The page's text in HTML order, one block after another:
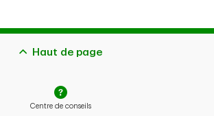
restrictions et à des exclusions. Advenant
entre le contenu de cette page et le
Haut de page
Centre de conseils